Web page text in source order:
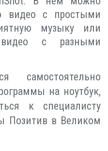
видео с простыми
музыку или
с разными
самостоятельно
на ноутбук,
к специалисту
Позитив в Великом